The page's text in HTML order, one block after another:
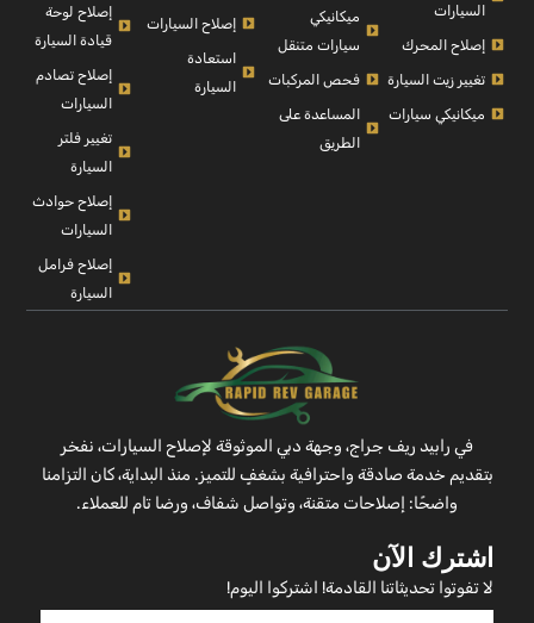
السيارات
إصلاح المحرك
تغيير زيت السيارة
ميكانيكي سيارات
ميكانيكي
سيارات متنقل
فحص المركبات
المساعدة على
الطريق
إصلاح السيارات
استعادة
السيارة
إصلاح لوحة
قيادة السيارة
إصلاح تصادم
السيارات
تغيير فلتر
السيارة
إصلاح حوادث
السيارات
إصلاح فرامل
السيارة
في رابيد ريف جراج، وجهة دبي الموثوقة لإصلاح السيارات، نفخر
بتقديم خدمة صادقة واحترافية بشغفٍ للتميز. منذ البداية، كان التزامنا
واضحًا: إصلاحات متقنة، وتواصل شفاف، ورضا تام للعملاء.
اشترك الآن
لا تفوتوا تحديثاتنا القادمة! اشتركوا اليوم!